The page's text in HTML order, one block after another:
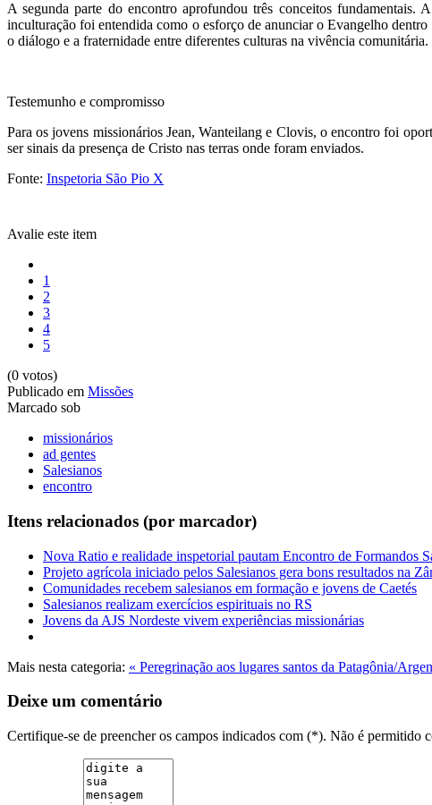
A segunda parte do encontro aprofundou três conceitos
inculturação foi entendida como o esforço de anunciar o Evangelho
o diálogo e a fraternidade entre diferentes culturas na vivência comunitária.
Testemunho e compromisso
Para os jovens missionários Jean, Wanteilang e Clovis, o encontro foi
ser sinais da presença de Cristo nas terras onde foram enviados.
Fonte: Inspetoria São Pio X
Avalie este item
1
2
3
4
5
(0 votos)
Publicado em Missões
Marcado sob
missionários
ad gentes
Salesianos
encontro
Itens relacionados (por marcador)
Nova Ratio e realidade inspetorial pautam Encontro de Formandos
Projeto agrícola iniciado pelos Salesianos gera bons resultados na
Comunidades recebem salesianos em formação e jovens de Caetés
Salesianos realizam exercícios espirituais no RS
Jovens da AJS Nordeste vivem experiências missionárias
Mais nesta categoria: « Peregrinação aos lugares santos da Patagônia/
Deixe um comentário
Certifique-se de preencher os campos indicados com (*). Não é permitido